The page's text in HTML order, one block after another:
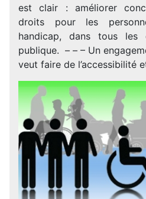
est clair : améliorer
droits pour les
handicap, dans tous les
publique. – – – Un
veut faire de l’accessibilité